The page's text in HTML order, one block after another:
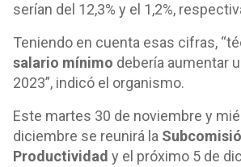
serían del 12,3% y el 1,2%,
Teniendo en cuenta esas cifras,
salario mínimo debería aumentar
2023”, indicó el organismo.
Este martes 30 de noviembre y
diciembre se reunirá la
Productividad y el próximo 5 de